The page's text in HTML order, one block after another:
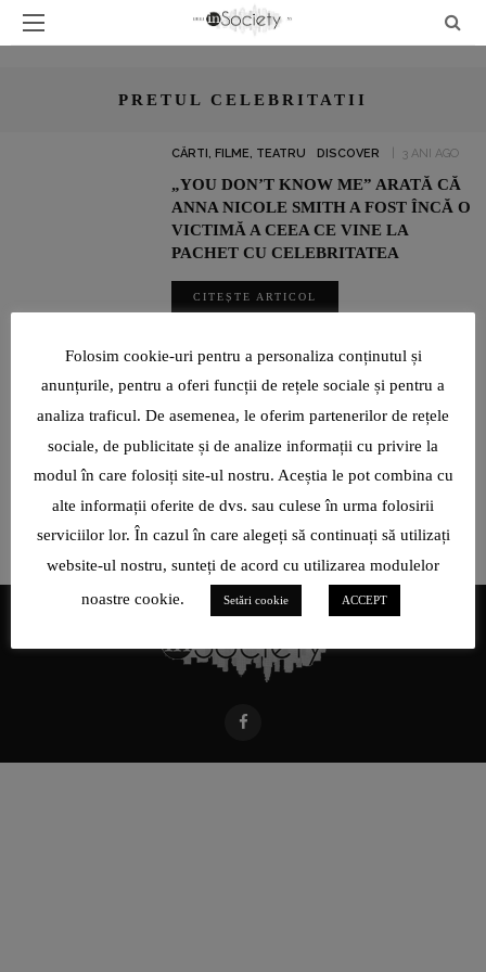
PRETUL CELEBRITATII
CĂRTI, FILME, TEATRU DISCOVER 3 ANI AGO
„YOU DON’T KNOW ME” ARATĂ CĂ
ANNA NICOLE SMITH A FOST ÎNCĂ O
VICTIMĂ A CEEA CE VINE LA
PACHET CU CELEBRITATEA
CITEȘTE ARTICOL
SHARE
ADRIAN ȘOVEA FACE BINE PRIN SPORT: ALEARGĂ PENTRU
CAUZE SOCIALE ȘI PENTRU A ÎMPLINI VISURILE ALTORA
Folosim cookie-uri pentru a personaliza conținutul și
anunțurile, pentru a oferi funcții de rețele sociale și pentru a
analiza traficul. De asemenea, le oferim partenerilor de rețele
sociale, de publicitate și de analize informații cu privire la
modul în care folosiți site-ul nostru. Aceștia le pot combina cu
alte informații oferite de dvs. sau culese în urma folosirii
serviciilor lor. În cazul în care alegeți să continuați să utilizați
website-ul nostru, sunteți de acord cu utilizarea modulelor
noastre cookie.
Setări cookie ACCEPT